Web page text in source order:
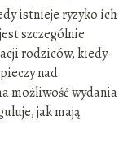
istnieje ryzyko ich
szczególnie
rodziców, kiedy
nad
możliwość wydania
jak mają